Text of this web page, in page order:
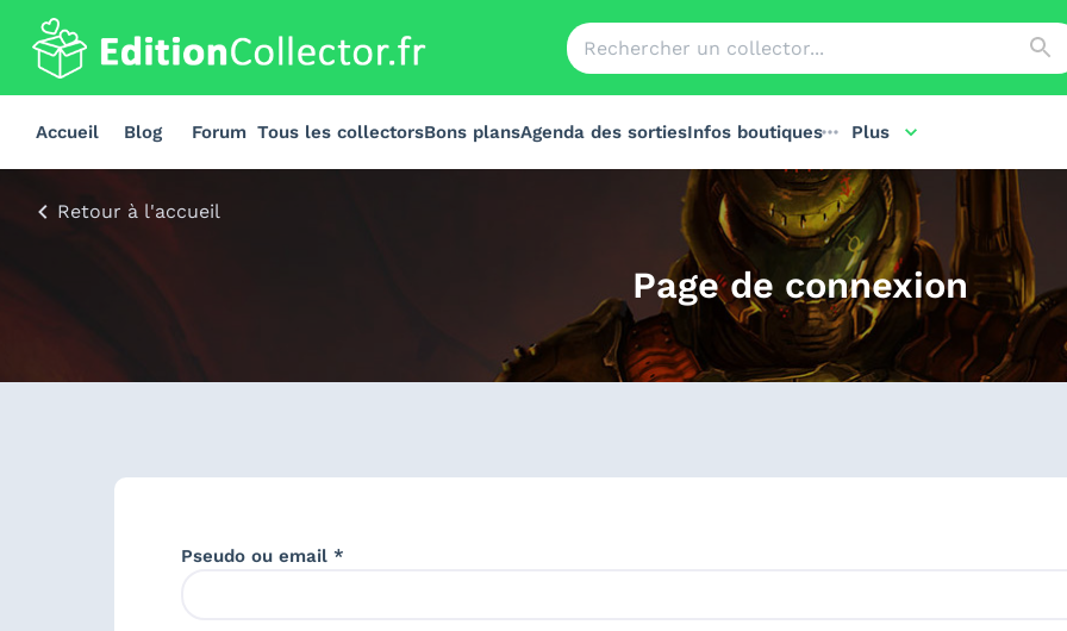
Accueil Blog Forum Tous les collectorsBons plansAgenda des sortiesInfos boutiques Plus
Retour à l'accueil
Page de connexion
Pseudo ou email *